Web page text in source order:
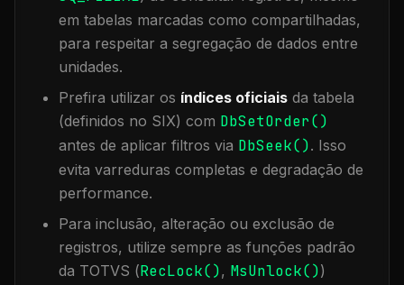
em tabelas marcadas como compartilhadas,
para respeitar a segregação de dados entre
unidades.
Prefira utilizar os índices oficiais da tabela
(definidos no SIX) com DbSetOrder()
antes de aplicar filtros via DbSeek(). Isso
evita varreduras completas e degradação de
performance.
Para inclusão, alteração ou exclusão de
registros, utilize sempre as funções padrão
da TOTVS (RecLock(), MsUnlock())